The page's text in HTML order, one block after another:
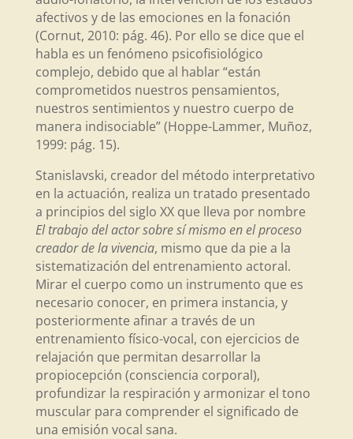
afectivos y de las emociones en la fonación
(Cornut, 2010: pág. 46). Por ello se dice que el
habla es un fenómeno psicofisiológico
complejo, debido que al hablar “están
comprometidos nuestros pensamientos,
nuestros sentimientos y nuestro cuerpo de
manera indisociable” (Hoppe-Lammer, Muñoz,
1999: pág. 15).
Stanislavski, creador del método interpretativo
en la actuación, realiza un tratado presentado
a principios del siglo XX que lleva por nombre
El trabajo del actor sobre sí mismo en el proceso
creador de la vivencia, mismo que da pie a la
sistematización del entrenamiento actoral.
Mirar el cuerpo como un instrumento que es
necesario conocer, en primera instancia, y
posteriormente afinar a través de un
entrenamiento físico-vocal, con ejercicios de
relajación que permitan desarrollar la
propiocepción (consciencia corporal),
profundizar la respiración y armonizar el tono
muscular para comprender el significado de
una emisión vocal sana.